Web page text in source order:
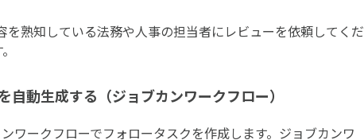
熟知している法務や人事の担当者にレビューを依頼してくだ
動生成する（ジョブカンワークフロー）
ワークフローでフォロータスクを作成します。ジョブカンワ